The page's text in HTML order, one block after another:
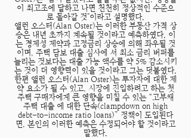
이 최고조에 달하고 나면 천천히 정상적인 수준으
로 돌아갈 것"이라고 설명했다.
앨런 오스터(Alan Oster)는 이러한 부동산 가격 상
승은 내년 초까지 계속될 것이라고 예측하였다. 이
는 경제성 제약과 고정금리 상승에 의해 좌우될 것
이며, 주택 담보 대출 심사에 서 최소 금리 버퍼를
늘리는 것보다는 대출 가능 액수를 약 5% 감소시키
는 것이 더 영향력이 있을 것이라고 그는 덧붙였다.
한편 앨런 오스터(Alan Oster)는 투자자에 대한 제
약 요소가 될 수 있고, 시장에 진입하려고 하는 첫
주택 구매자에게 큰 영향을 미칠 수 있는 “고부채
주택 대출 에 대한 단속(clampdown on high
debt-to-income ratio loans)” 정책이 도입된다
면, 본인의 이러한 예측은 수정되어야 할 것이라고
말했다.